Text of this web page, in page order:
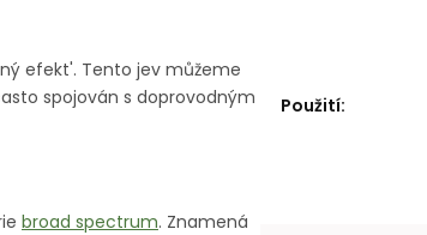
efekt'. Tento jev můžeme
spojován s doprovodným
broad spectrum. Znamená
Použití: